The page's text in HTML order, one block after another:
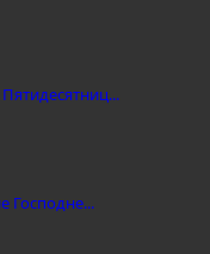
Господне...